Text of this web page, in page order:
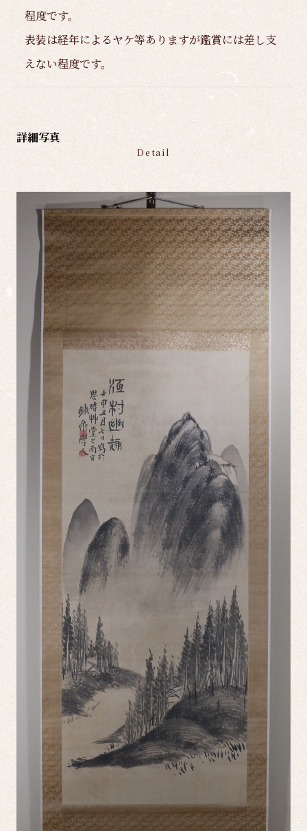
程度です。
表装は経年によるヤケ等ありますが鑑賞には差し支
えない程度です。
詳細写真
Detail